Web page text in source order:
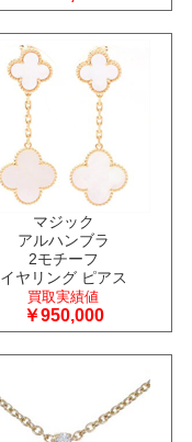
マジック
アルハンブラ
2モチーフ
イヤリング ピアス
買取実績値
￥950,000